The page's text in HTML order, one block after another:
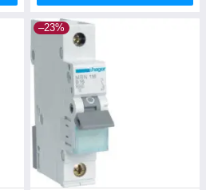
–23%